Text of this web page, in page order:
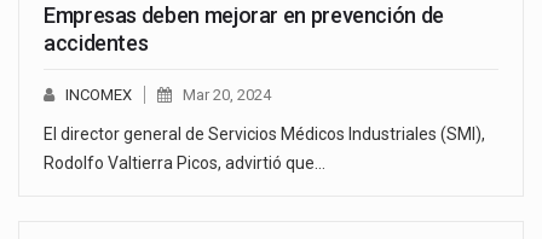
Empresas deben mejorar en prevención de
accidentes
INCOMEX Mar 20, 2024
El director general de Servicios Médicos Industriales (SMI),
Rodolfo Valtierra Picos, advirtió que…